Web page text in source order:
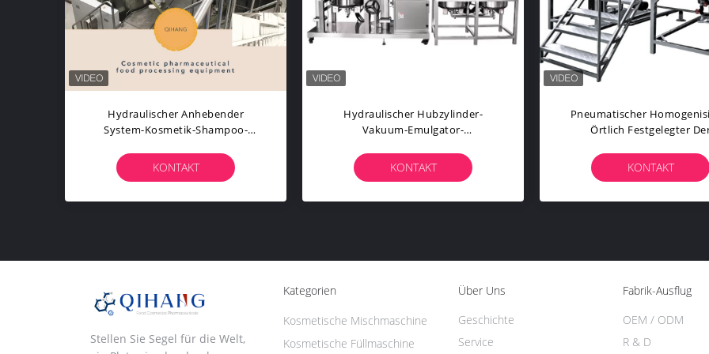
Kosmetische Sahnemischer-
Leistungs-Kosmetische
Das Maschine Herstellt
KONTAKT
Vakuumhomogenisierungsgel-
Sahneemulgierungsbehälter-
KONTAKT
Knopf-Steuercreme-
Fertigungsstraße-
Ausrüstung
KONTAKT
Stellen Sie Segel für die Welt,
Kategorien
Kosmetische Mischmaschine
Kosmetische Füllmaschine
Über Uns
Geschichte
Service
Fabrik-Ausflug
OEM / ODM
R & D